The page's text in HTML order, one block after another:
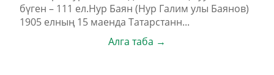
бүген – 111 ел.Нур Баян (Нур Галим улы Баянов)
1905 елның 15 маенда Татарстанн...
Алга таба →